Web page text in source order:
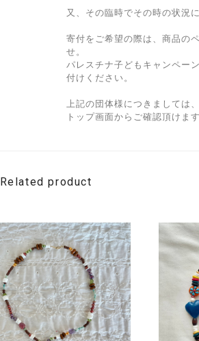
又、その臨時でその時の状況
寄付をご希望の際は、商品の
せ。
パレスチナ子どもキャンペー
付けください。
上記の団体様につきましては
トップ画面からご確認頂けま
Related product